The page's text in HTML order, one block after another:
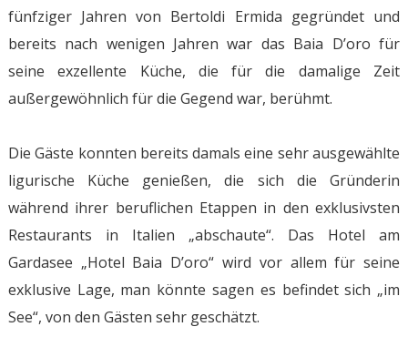
fünfziger Jahren von Bertoldi Ermida gegründet und
bereits nach wenigen Jahren war das Baia D’oro für
seine exzellente Küche, die für die damalige Zeit
außergewöhnlich für die Gegend war, berühmt.
Die Gäste konnten bereits damals eine sehr ausgewählte
ligurische Küche genießen, die sich die Gründerin
während ihrer beruflichen Etappen in den exklusivsten
Restaurants in Italien „abschaute“. Das Hotel am
Gardasee „Hotel Baia D’oro“ wird vor allem für seine
exklusive Lage, man könnte sagen es befindet sich „im
See“, von den Gästen sehr geschätzt.